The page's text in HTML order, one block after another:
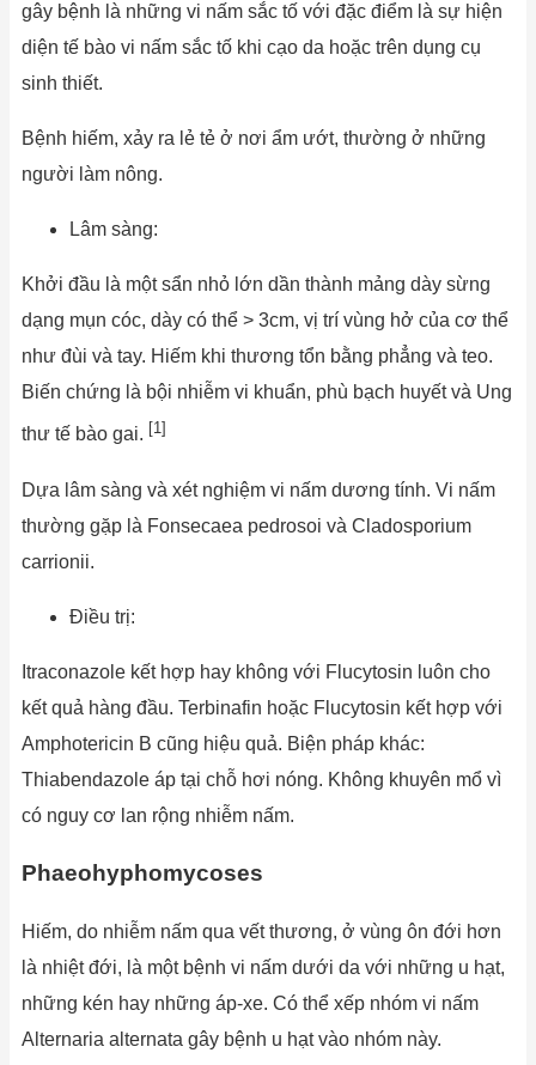
gây bệnh là những vi nấm sắc tố với đặc điểm là sự hiện
diện tế bào vi nấm sắc tố khi cạo da hoặc trên dụng cụ
sinh thiết.
Bệnh hiếm, xảy ra lẻ tẻ ở nơi ẩm ướt, thường ở những
người làm nông.
Lâm sàng:
Khởi đầu là một sẩn nhỏ lớn dần thành mảng dày sừng
dạng mụn cóc, dày có thể > 3cm, vị trí vùng hở của cơ thể
như đùi và tay. Hiếm khi thương tổn bằng phẳng và teo.
Biến chứng là bội nhiễm vi khuẩn, phù bạch huyết và Ung
thư tế bào gai. [1]
Dựa lâm sàng và xét nghiệm vi nấm dương tính. Vi nấm
thường gặp là Fonsecaea pedrosoi và Cladosporium
carrionii.
Điều trị:
Itraconazole kết hợp hay không với Flucytosin luôn cho
kết quả hàng đầu. Terbinafin hoặc Flucytosin kết hợp với
Amphotericin B cũng hiệu quả. Biện pháp khác:
Thiabendazole áp tại chỗ hơi nóng. Không khuyên mổ vì
có nguy cơ lan rộng nhiễm nấm.
Phaeohyphomycoses
Hiếm, do nhiễm nấm qua vết thương, ở vùng ôn đới hơn
là nhiệt đới, là một bệnh vi nấm dưới da với những u hạt,
những kén hay những áp-xe. Có thể xếp nhóm vi nấm
Alternaria alternata gây bệnh u hạt vào nhóm này.